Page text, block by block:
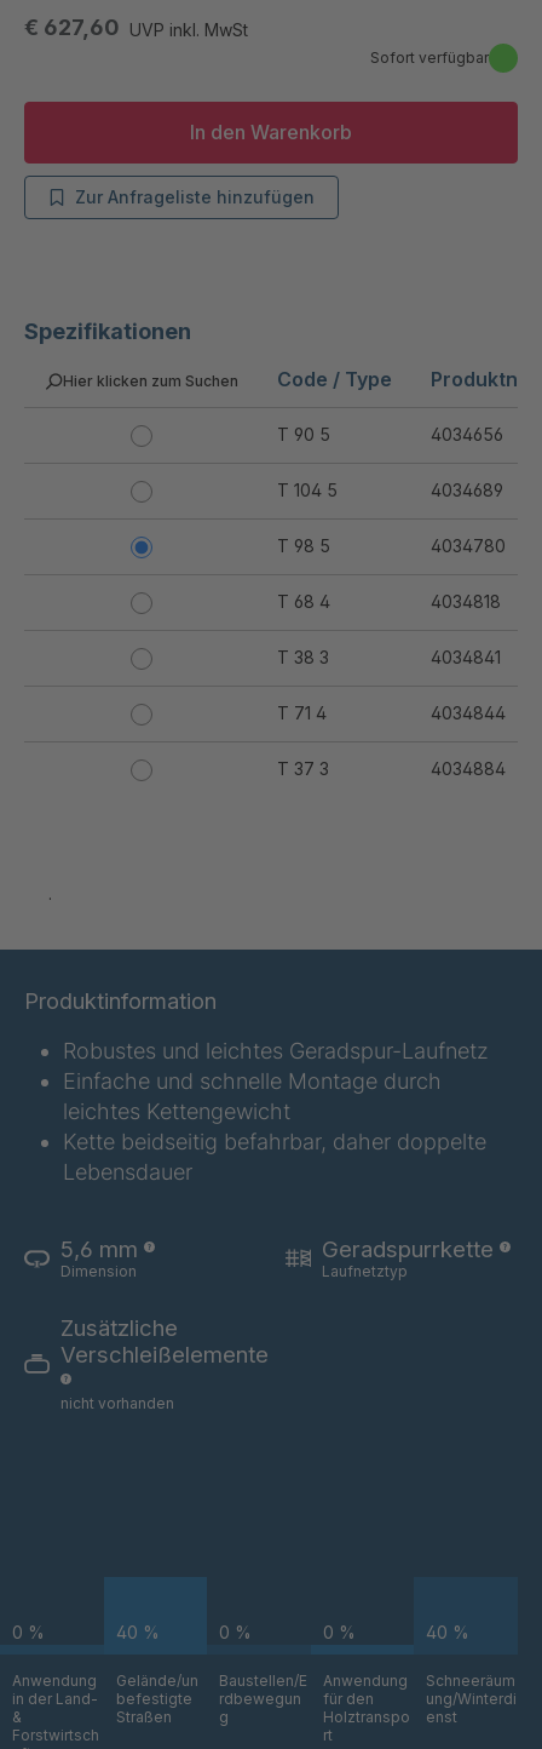
Spezifikationen
Hier klicken zum Suchen Code / Type
T 90 5 4034656
T 104 5 4034689
T 98 5 4034780
T 68 4 4034818
T 38 3 4034841
T 71 4 4034844
T 37 3 4034884
T 62 3 4034889
T 77 5
T 79 5 4034891
T 88 4
T 53 3
T 51 3 4034964
.
Produktinformation
Robustes und leichtes Geradspur-Laufnetz
Einfache und schnelle Montage durch
leichtes Kettengewicht
Kette beidseitig befahrbar, daher doppelte
Lebensdauer
5,6 mm
Dimension
Geradspurrkette
Laufnetztyp
Zusätzliche
Verschleißelemente
nicht vorhanden
0 %
Anwendung
in der Land-
&
Forstwirtsch
40 %
Gelände/un
befestigte
Straßen
0 %
Baustellen/E
rdbewegun
g
0 %
Anwendung
für den
Holztranspo
rt
40 %
Schneeräum
ung/Winterdi
enst
€ 627,60 UVP inkl. MwSt
Sofort verfügbar
In den Warenkorb
Zur Anfrageliste hinzufügen